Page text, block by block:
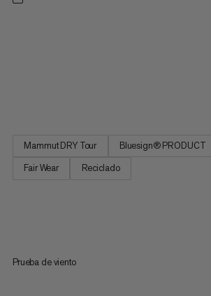
Mammut DRY Tour Bluesign® PRODUCT
Fair Wear
Reciclado
Prueba de viento